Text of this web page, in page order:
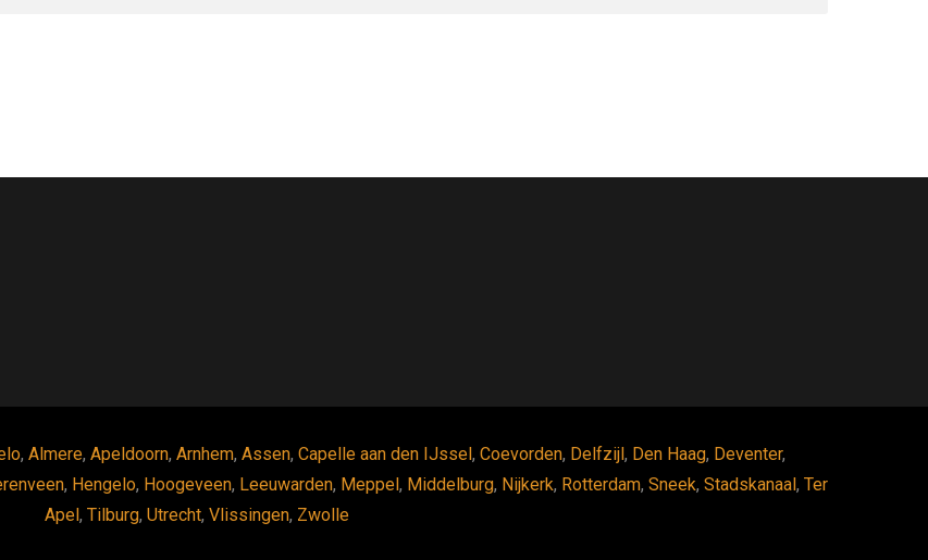
, Almere, Apeldoorn, Arnhem, Assen, Capelle aan den IJssel , Coevorden, Delfzijl , Den Haag, Deventer,
, Hengelo, Hoogeveen, Leeuwarden, Meppel , Middelburg, Nijkerk, Rotterdam, Sneek, Stadskanaal , Ter
Apel , Tilburg, Utrecht, Vlissingen, Zwolle